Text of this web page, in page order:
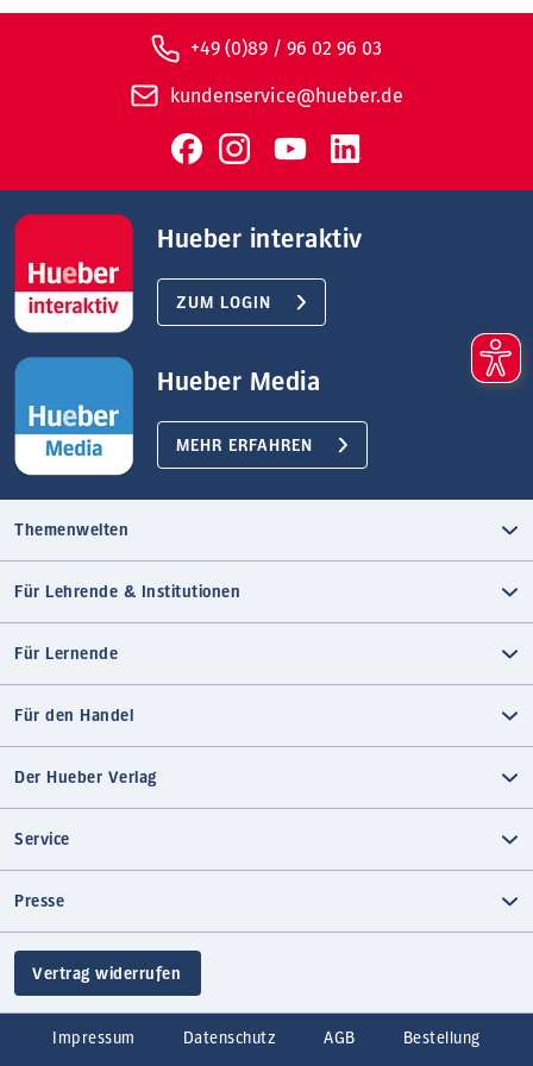
+49 (0)89 / 96 02 96 03
kundenservice@hueber.de
Hueber interaktiv
ZUM LOGIN
Hueber Media
MEHR ERFAHREN
Themenwelten
Für Lehrende & Institutionen
Für Lernende
Für den Handel
Der Hueber Verlag
Service
Presse
Vertrag widerrufen
Impressum Datenschutz AGB Bestellung